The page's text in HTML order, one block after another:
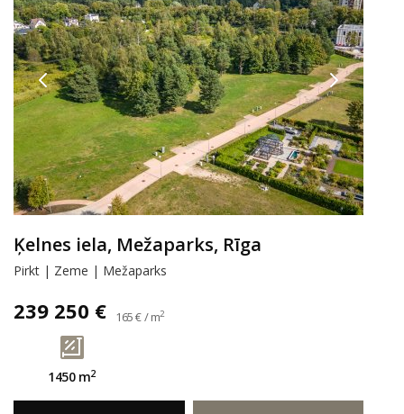
Ķelnes iela, Mežaparks, Rīga
Pirkt | Zeme | Mežaparks
239 250 € 165 € / m2
1450 m2